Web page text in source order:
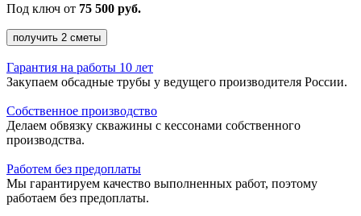
Под ключ от 75 500 руб.
получить 2 сметы
Гарантия на работы 10 лет
Закупаем обсадные трубы у ведущего производителя России.
Собственное производство
Делаем обвязку скважины с кессонами собственного
производства.
Работем без предоплаты
Мы гарантируем качество выполненных работ, поэтому
работаем без предоплаты.